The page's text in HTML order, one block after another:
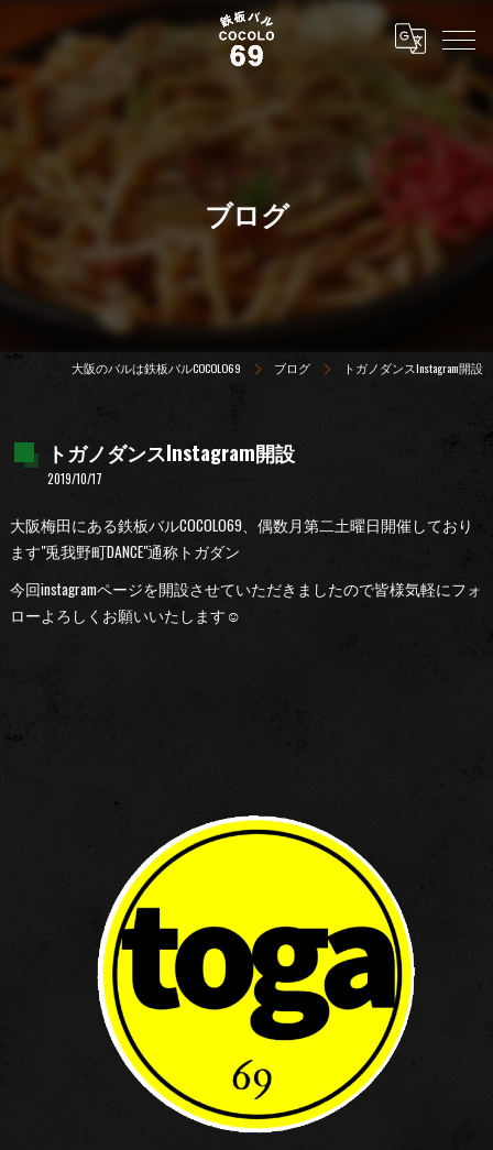
ブログ
大阪のバルは鉄板バルCOCOLO69 ブログ トガノダンスlnstagram開設
トガノダンスlnstagram開設
2019/10/17
大阪梅田にある鉄板バルCOCOLO69、偶数月第二土曜日開催しており
ます"兎我野町DANCE"通称トガダン
今回instagramページを開設させていただきましたので皆様気軽にフォ
ローよろしくお願いいたします☺︎